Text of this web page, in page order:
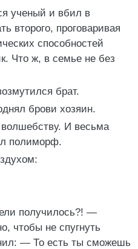
ученый и вбил в
второго, проговаривая
способностей
Что ж, в семье не без
брат.
брови хозяин.
И весьма
полиморф.
получилось?! —
чтобы не спугнуть
— То есть ты сможешь